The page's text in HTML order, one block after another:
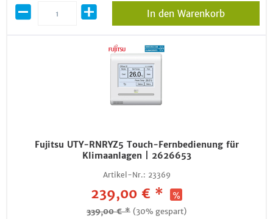
In den Warenkorb
Fujitsu UTY-RNRYZ5 Touch-Fernbedienung für
Klimaanlagen | 2626653
Artikel-Nr.: 23369
239,00 € *
339,00 € * (30% gespart)